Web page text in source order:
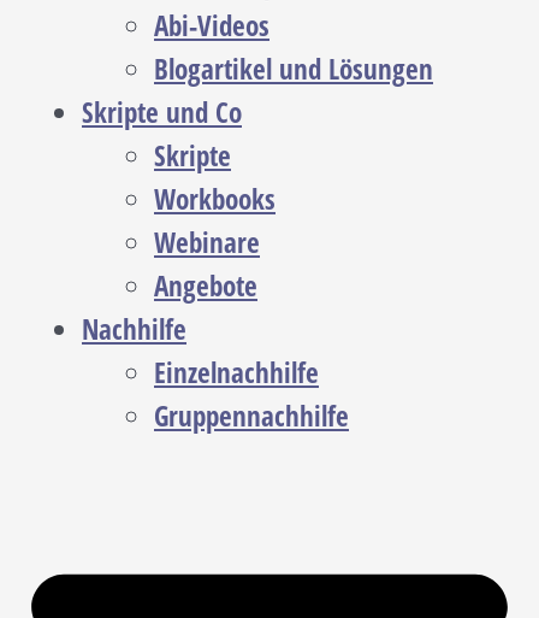
Abi-Videos
Blogartikel und Lösungen
Skripte und Co
Skripte
Workbooks
Webinare
Angebote
Nachhilfe
Einzelnachhilfe
Gruppennachhilfe